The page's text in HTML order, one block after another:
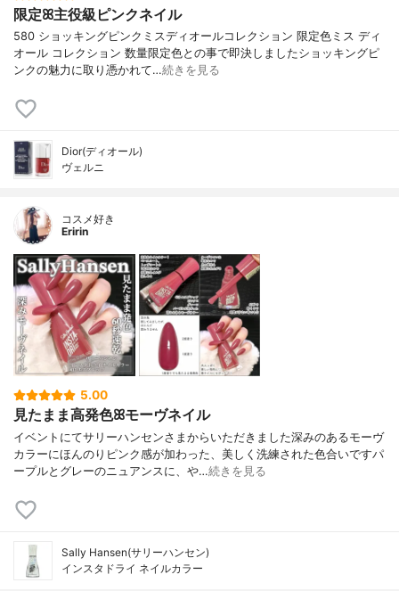
限定ꕤ主役級ピンクネイル
580 ショッキングピンクミスディオールコレクション 限定色ミス ディ
オール コレクション 数量限定色との事で即決しましたショッキングピ
ンクの魅力に取り憑かれて…続きを見る
Dior(ディオール)
ヴェルニ
コスメ好き
Eririn
5.00
見たまま高発色ꕤモーヴネイル
イベントにてサリーハンセンさまからいただきました深みのあるモーヴ
カラーにほんのりピンク感が加わった、美しく洗練された色合いですパ
ープルとグレーのニュアンスに、や…続きを見る
Sally Hansen(サリーハンセン)
インスタドライ ネイルカラー